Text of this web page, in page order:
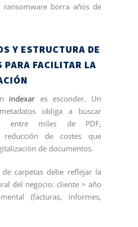
ransomware borra años de
Y ESTRUCTURA DE
PARA FACILITAR LA
indexar es esconder. Un
obliga a buscar
entre miles de PDF,
de costes que
de documentos.
carpetas debe reflejar la
del negocio: cliente > año
(facturas, informes,